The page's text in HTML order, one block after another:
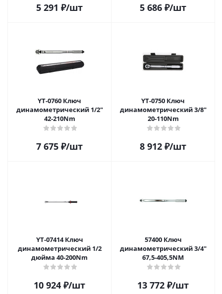
5 291 ₽/шт 5 686 ₽/шт
YT-0760 Ключ
динамометрический 1/2"
42-210Nm
7 675 ₽/шт
YT-0750 Ключ
динамометрический 3/8"
20-110Nm
8 912 ₽/шт
YT-07414 Ключ
динамометрический 1/2
дюйма 40-200Nm
10 924 ₽/шт
57400 Ключ
динамометрический 3/4"
67,5-405,5NM
13 772 ₽/шт